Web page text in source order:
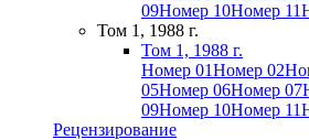
09Номер 10Номер 11
Том 1, 1988 г.
Том 1, 1988 г.
Номер 01Номер 02
05Номер 06Номер 07
09Номер 10Номер 11
Рецензирование